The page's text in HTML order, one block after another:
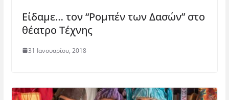
Είδαμε… τον “Ρομπέν των Δασών” στο
θέατρο Τέχνης
31 Ιανουαρίου, 2018